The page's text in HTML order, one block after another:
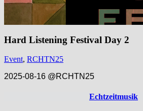
Hard Listening Festival Day 2
Event, RCHTN25
2025-08-16 @RCHTN25
Echtzeitmusik